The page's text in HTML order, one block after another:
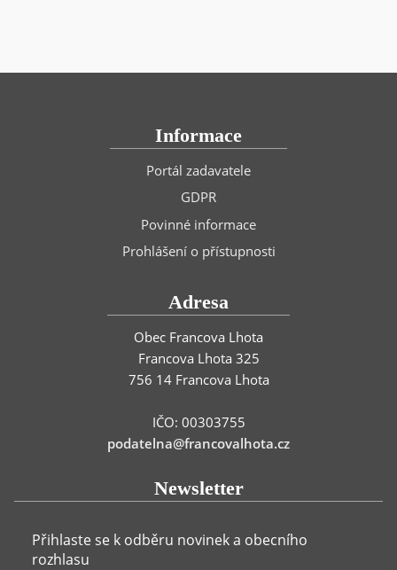
Informace
Portál zadavatele
GDPR
Povinné informace
Prohlášení o přístupnosti
Adresa
Obec Francova Lhota
Francova Lhota 325
756 14 Francova Lhota
IČO: 00303755
podatelna@francovalhota.cz
Newsletter
Přihlaste se k odběru novinek a obecního
rozhlasu